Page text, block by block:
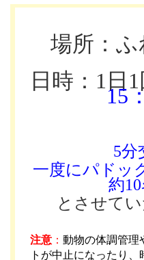
場所：
日時：1日1
15
5分
一度にパドッ
約
とさせて
注意 ：動物の体調管理
トが中止になったり